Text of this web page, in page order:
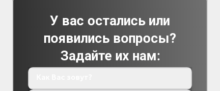
У вас остались или
появились вопросы?
Задайте их нам: